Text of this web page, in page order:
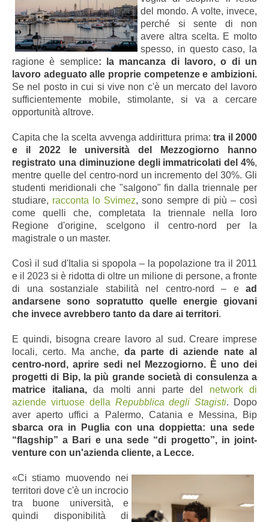
del mondo. A volte, invece,
perché si sente di non
avere altra scelta. E molto
spesso, in questo caso, la
ragione è semplice: la mancanza di lavoro, o di un
lavoro adeguato alle proprie competenze e ambizioni.
Se nel posto in cui si vive non c'è un mercato del lavoro
sufficientemente mobile, stimolante, si va a cercare
opportunità altrove.
Capita che la scelta avvenga addirittura prima: tra il 2000
e il 2022 le università del Mezzogiorno hanno
registrato una diminuzione degli immatricolati del 4%,
mentre quelle del centro-nord un incremento del 30%. Gli
studenti meridionali che "salgono" fin dalla triennale per
studiare, racconta lo Svimez, sono sempre di più – così
come quelli che, completata la triennale nella loro
Regione d'origine, scelgono il centro-nord per la
magistrale o un master.
Così il sud d'Italia si spopola – la popolazione tra il 2011
e il 2023 si è ridotta di oltre un milione di persone, a fronte
di una sostanziale stabilità nel centro-nord – e ad
andarsene sono sopratutto quelle energie giovani
che invece avrebbero tanto da dare ai territori.
E quindi, bisogna creare lavoro al sud. Creare imprese
locali, certo. Ma anche, da parte di aziende nate al
centro-nord, aprire sedi nel Mezzogiorno. È uno dei
progetti di Bip, la più grande società di consulenza a
matrice italiana,da molti anni parte del network di
aziende virtuose della Repubblica degli Stagisti. Dopo
aver aperto uffici a Palermo, Catania e Messina, Bip
sbarca ora in Puglia con una doppietta: una sede
“flagship” a Bari e una sede “di progetto”, in joint-
venture con un'azienda cliente, a Lecce.
«Ci stiamo muovendo nei
territori dove c'è un incrocio
tra buone università, e
quindi disponibilità di